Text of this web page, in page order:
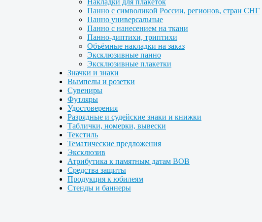
Накладки для плакеток
Панно с символикой России, регионов, стран СНГ
Панно универсальные
Панно с нанесением на ткани
Панно-диптихи, триптихи
Объёмные накладки на заказ
Эксклюзивные панно
Эксклюзивные плакетки
Значки и знаки
Вымпелы и розетки
Сувениры
Футляры
Удостоверения
Разрядные и судейские знаки и книжки
Таблички, номерки, вывески
Текстиль
Тематические предложения
Эксклюзив
Атрибутика к памятным датам ВОВ
Средства защиты
Продукция к юбилеям
Стенды и баннеры